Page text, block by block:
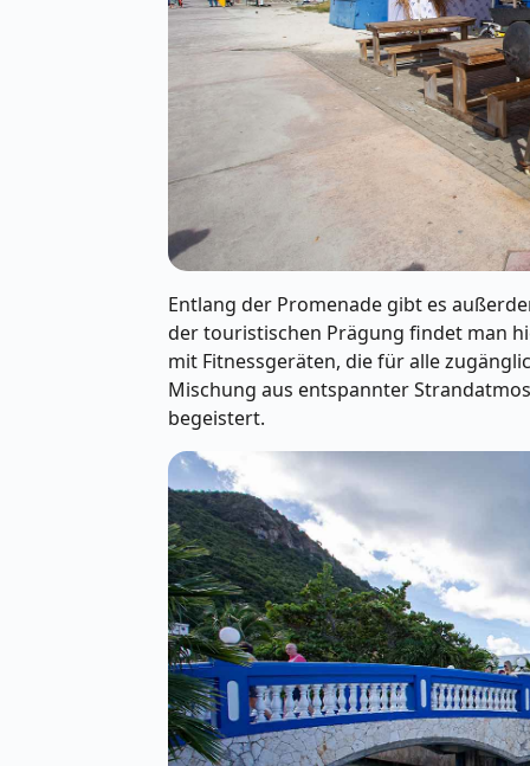
Entlang der Promenade gibt es
der touristischen Prägung findet man
mit Fitnessgeräten, die für alle
Mischung aus entspannter
begeistert.